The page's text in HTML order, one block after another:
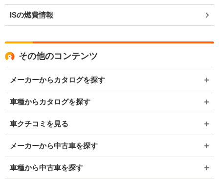
ISの燃費情報
その他のコンテンツ
メーカーからカタログを探す
車種からカタログを探す
車クチコミを見る
メーカーから中古車を探す
車種から中古車を探す